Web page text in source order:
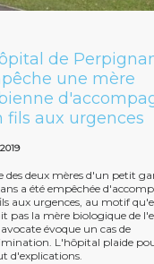
de
une mère
fils aux urgences
des deux mères d'un petit
a été empêchée
aux urgences, au motif
pas la mère biologique de
évoque un cas de
L'hôpital plaide
d'explications.